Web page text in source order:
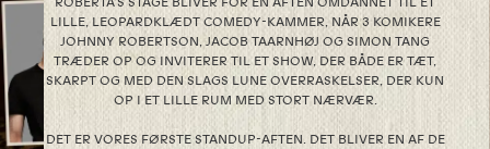
LILLE, LEOPARDKLÆDT COMEDY-KAMMER, NÅR 3 KOMIKERE
JOHNNY ROBERTSON, JACOB TAARNHØJ OG SIMON TANG
TRÆDER OP OG INVITERER TIL ET SHOW, DER BÅDE ER TÆT,
SKARPT OG MED DEN SLAGS LUNE OVERRASKELSER, DER KUN
OP I ET LILLE RUM MED STORT NÆRVÆR.
DET ER VORES FØRSTE STANDUP-AFTEN. DET BLIVER EN AF ​​DE